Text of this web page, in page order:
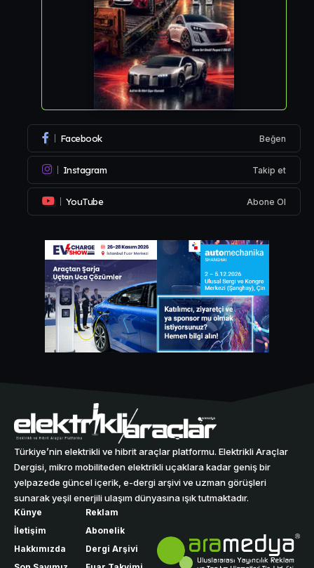
Facebook Beğen
Instagram Takip et
YouTube Abone Ol
Türkiye’nin elektrikli ve hibrit araçlar platformu. Elektrikli Araçlar
Dergisi, mikro mobiliteden elektrikli uçaklara kadar geniş bir
yelpazede güncel içerik, e-dergi arşivi ve uzman görüşleri
sunarak yeşil enerjili ulaşım dünyasına ışık tutmaktadır.
Künye
İletişim
Hakkımızda
Reklam
Abonelik
Dergi Arşivi